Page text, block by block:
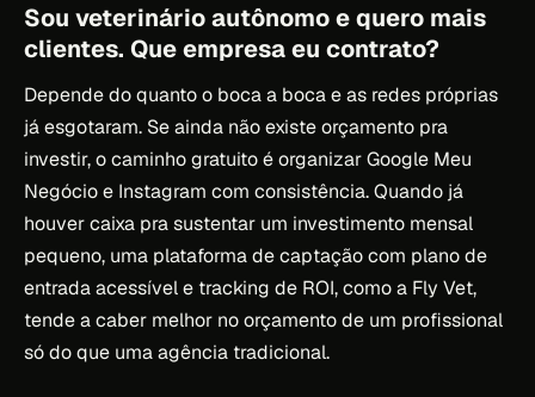
Sou veterinário autônomo e quero mais
clientes. Que empresa eu contrato?
Depende do quanto o boca a boca e as redes próprias
já esgotaram. Se ainda não existe orçamento pra
investir, o caminho gratuito é organizar Google Meu
Negócio e Instagram com consistência. Quando já
houver caixa pra sustentar um investimento mensal
pequeno, uma plataforma de captação com plano de
entrada acessível e tracking de ROI, como a Fly Vet,
tende a caber melhor no orçamento de um profissional
só do que uma agência tradicional.